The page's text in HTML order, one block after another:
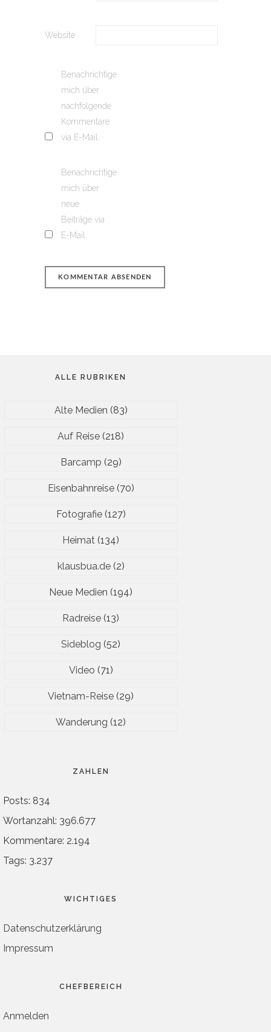
Website
Benachrichtige
mich über
nachfolgende
Kommentare
via E-Mail.
Benachrichtige
mich über
neue
Beiträge via
E-Mail.
ALLE RUBRIKEN
Alte Medien (83)
Auf Reise (218)
Barcamp (29)
Eisenbahnreise(70)
Fotografie(127)
Heimat (134)
klausbua.de(2)
Neue Medien (194)
Radreise (13)
Sideblog (52)
Video (71)
Vietnam-Reise (29)
Wanderung (12)
ZAHLEN
Posts: 834
Wortanzahl: 396.677
Kommentare: 2.194
Tags: 3.237
WICHTIGES
Datenschutzerklärung
Impressum
CHEFBEREICH
Anmelden